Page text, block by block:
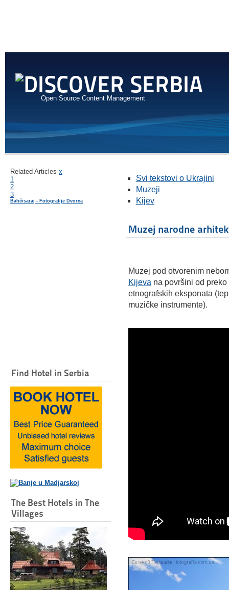
Open Source Content Management
Related Articles x
1
2
3
Bahčisaraj - Fotografije Dvorca
Find Hotel in Serbia
The Best Hotels in The
Villages
Svi tekstovi o Ukrajini
Muzeji
Kijev
Muzej narodne
Muzej pod otvorenim
Kijeva na površini od
etnografskih eksponata
muzičke instrumente).